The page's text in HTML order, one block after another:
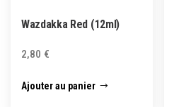
Wazdakka Red (12ml)
2,80 €
Ajouter au panier